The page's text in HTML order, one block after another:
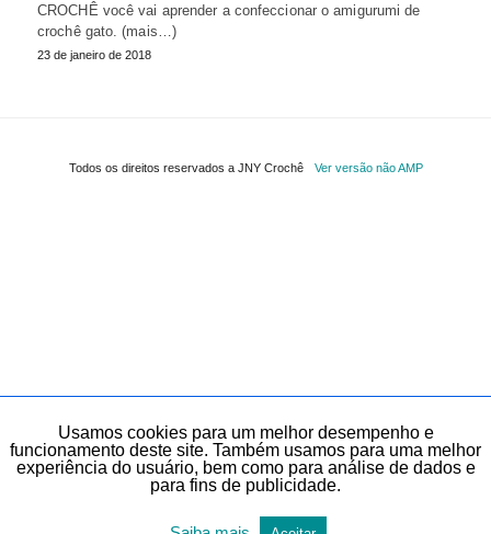
CROCHÊ você vai aprender a confeccionar o amigurumi de
crochê gato. (mais…)
23 de janeiro de 2018
Todos os direitos reservados a JNY Crochê Ver versão não AMP
Usamos cookies para um melhor desempenho e
funcionamento deste site. Também usamos para uma melhor
experiência do usuário, bem como para análise de dados e
para fins de publicidade.